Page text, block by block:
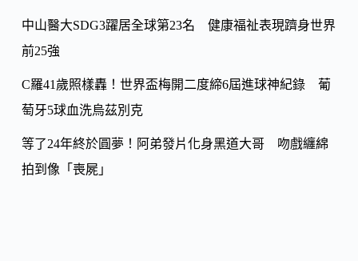
中山醫大SDG3躍居全球第23名 健康福祉表現躋身世界
前25強
C羅41歲照樣轟！世界盃梅開二度締6屆進球神紀錄 葡
萄牙5球血洗烏茲別克
等了24年終於圓夢！阿弟發片化身黑道大哥 吻戲纏綿
拍到像「喪屍」